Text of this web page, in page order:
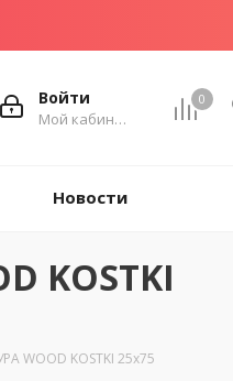
0
Войти
Мой кабинет
Новости
KOSTKI
WOOD KOSTKI 25х75